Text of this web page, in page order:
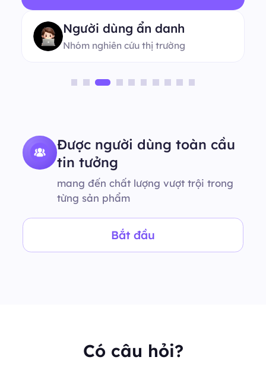
Người dùng ẩn danh
Nhóm nghiên cứu thị trường
Được người dùng toàn cầu
tin tưởng
mang đến chất lượng vượt trội trong
từng sản phẩm
Bắt đầu
Có câu hỏi?